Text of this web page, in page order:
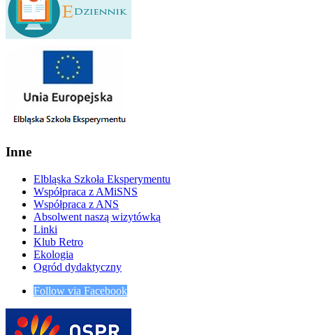
Inne
Elbląska Szkoła Eksperymentu
Współpraca z AMiSNS
Współpraca z ANS
Absolwent naszą wizytówką
Linki
Klub Retro
Ekologia
Ogród dydaktyczny
Follow via Facebook